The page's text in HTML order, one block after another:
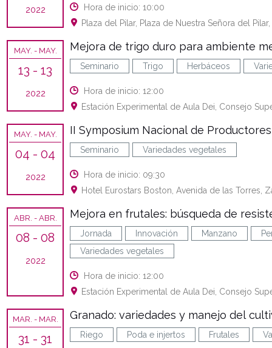
2022
Hora de inicio: 10:00
Plaza del Pilar, Plaza de Nuestra Señora del
MAY. - MAY.
13 - 13
2022
Mejora de trigo duro para ambiente
Seminario Trigo Herbáceos
Hora de inicio: 12:00
Estación Experimental de Aula Dei, Consejo
MAY. - MAY.
04 - 04
2022
II Symposium Nacional de
Seminario Variedades vegetales
Hora de inicio: 09:30
Hotel Eurostars Boston, Avenida de las Torres,
ABR. - ABR.
08 - 08
2022
Mejora en frutales: búsqueda de
Jornada Innovación Manzano
Variedades vegetales
Hora de inicio: 12:00
Estación Experimental de Aula Dei, Consejo
MAR. - MAR.
31 - 31
Granado: variedades y manejo del
Riego Poda e injertos Frutales